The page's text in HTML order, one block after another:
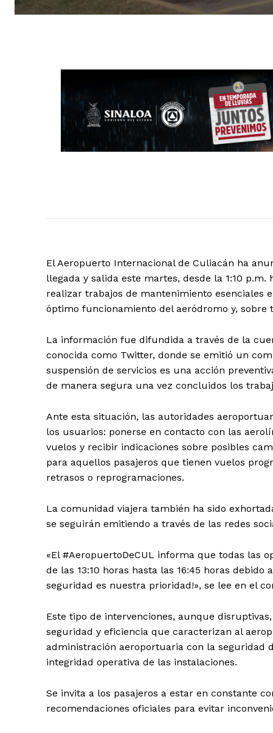
El Aeropuerto Internacional de Culiacán ha
llegada y salida este martes, desde la 1:10
realizar trabajos de mantenimiento esenciales
óptimo funcionamiento del aeródromo y, sobre
La información fue difundida a través de la
conocida como Twitter, donde se emitió un
suspensión de servicios es una acción
de manera segura una vez concluidos los
Ante esta situación, las autoridades
los usuarios: ponerse en contacto con las
vuelos y recibir indicaciones sobre posibles
para aquellos pasajeros que tienen vuelos
retrasos o reprogramaciones.
La comunidad viajera también ha sido
se seguirán emitiendo a través de las redes
«El #AeropuertoDeCUL informa que todas las
de las 13:10 horas hasta las 16:45 horas
seguridad es nuestra prioridad!», se lee en el
Este tipo de intervenciones, aunque
seguridad y eficiencia que caracterizan al
administración aeroportuaria con la seguridad
integridad operativa de las instalaciones.
Se invita a los pasajeros a estar en constante
recomendaciones oficiales para evitar